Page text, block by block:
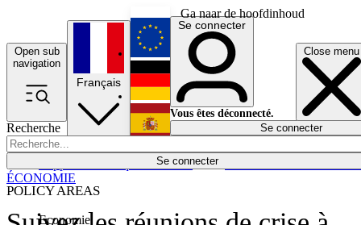
Ga naar de hoofdinhoud
Open sub
navigation
Close menu
Recherche
Se connecter
POLICY AREAS
Economie
Économie
Français
English
Deutsch
Español
Se connecter
Vous êtes déconnecté.
Se connecter
ÉCONOMIE